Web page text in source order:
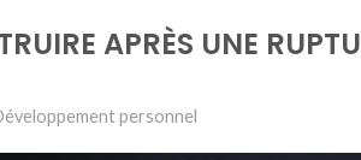
APRÈS UNE
personnel